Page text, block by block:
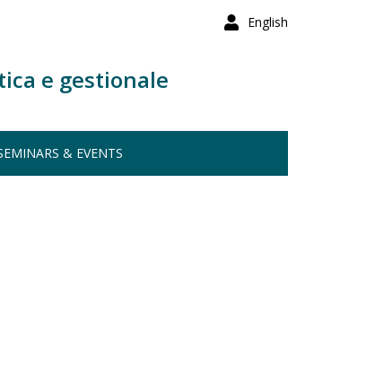
English
e gestionale
& EVENTS